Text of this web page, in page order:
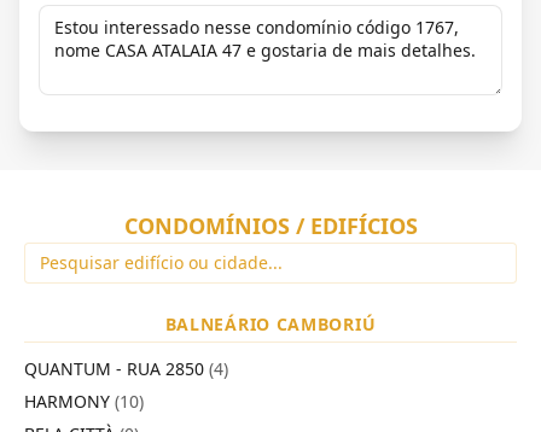
CONDOMÍNIOS / EDIFÍCIOS
BALNEÁRIO CAMBORIÚ
QUANTUM - RUA 2850 (4)
HARMONY (10)